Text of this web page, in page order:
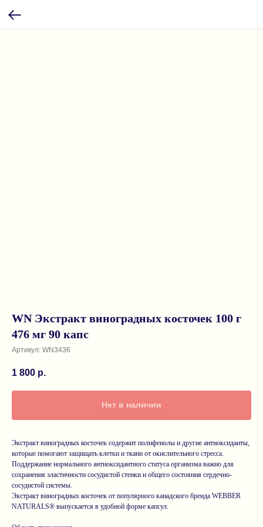
WN Экстракт виноградных косточек 100 г
476 мг 90 капс
Артикул: WN3436
1 800 р.
Нет в наличии
Экстракт виноградных косточек содержит полифенолы и другие антиоксиданты,
которые помогают защищать клетки и ткани от окислительного стресса.
Поддержание нормального антиоксидантного статуса организма важно для
сохранения эластичности сосудистой стенки и общего состояния сердечно-
сосудистой системы.
Экстракт виноградных косточек от популярного канадского бренда WEBBER
NATURALS® выпускается в удобной форме капсул.